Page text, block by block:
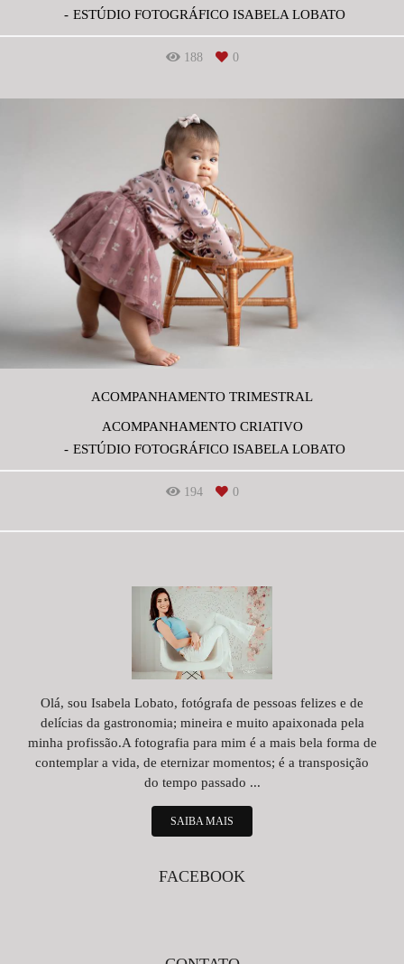
ESTÚDIO FOTOGRÁFICO ISABELA LOBATO
188 0
ACOMPANHAMENTO TRIMESTRAL
ACOMPANHAMENTO CRIATIVO
ESTÚDIO FOTOGRÁFICO ISABELA LOBATO
194 0
Olá, sou Isabela Lobato, fotógrafa de pessoas felizes e de
delícias da gastronomia; mineira e muito apaixonada pela
minha profissão.A fotografia para mim é a mais bela forma de
contemplar a vida, de eternizar momentos; é a transposição
do tempo passado ...
SAIBA MAIS
FACEBOOK